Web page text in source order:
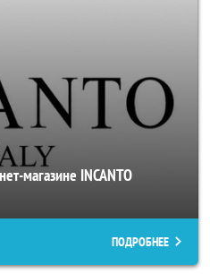
магазине INCANTO
ПОДРОБНЕЕ